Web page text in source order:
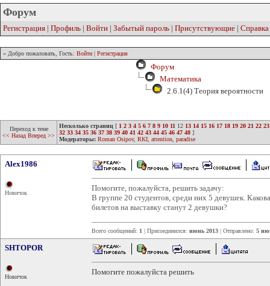
Форум
Регистрация | Профиль | Войти | Забытый пароль | Присутствующие | Справка
» Добро пожаловать, Гость: Войти | Регистрация
Форум
Математика
2.6.1(4) Теория вероятности
Переход к теме
<< Назад Вперед >>
Несколько страниц [ 1 2 3 4 5 6 7 8 9 10 11 12 13 14 15 16 17 18 19 20 21 22 23
32 33 34 35 36 37 38 39 40 41 42 43 44 45 46 47 48 ]
Модераторы: Roman Osipov, RKI attention paradise
Alex1986
Новичок
Помогите, пожалуйста, решить задачу:
В группе 20 студентов, среди них 5 девушек.
билетов на выставку станут 2 девушки?
Всего сообщений: 1 | Присоединился: июнь 2013 | Отправлено: 5
SHTOPOR
Новичок
Помогите пожалуйста решить